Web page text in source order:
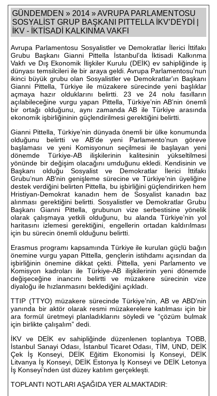
GÜNDEMDEN » 2014 » AVRUPA PARLAMENTOSU
SOSYALİST GRUP BAŞKANI PITTELLA İKV’DEYDİ |
İKV - İKTİSADİ KALKINMA VAKFI
Avrupa Parlamentosu Sosyalistler ve Demokratlar İlerici İttifakı
Grubu Başkanı Gianni Pittella İstanbul’da İktisadi Kalkınma
Vakfı ve Dış Ekonomik İlişkiler Kurulu (DEİK) ev sahipliğinde iş
dünyası temsilcileri ile bir araya geldi. Avrupa Parlamentosu'nun
ikinci büyük grubu olan Sosyalistler ve Demokratlar'ın Başkanı
Gianni Pittella, Türkiye ile müzakere sürecinde yeni başlıklar
açmaya hazır olduklarını belirtti. 23 ve 24 nolu fasılların
açılabileceğine vurgu yapan Pittella, Türkiye’nin AB’nin önemli
bir ortağı olduğunu, aynı zamanda AB ile Türkiye arasında
ekonomik işbirliğininin güçlendirilmesi gerektiğini belirtti.
Gianni Pittella, Türkiye’nin dünyada önemli bir ülke konumunda
olduğunu belirtti ve AB’de yeni Parlamento’nun göreve
başlaması ve yeni Komisyonun seçilmesi ile başlayan yeni
dönemde Türkiye-AB ilişkilerinin kalitesinin yükseltilmesi
yönünde bir değişim olacağını umduğunu ekledi. Kendisinin ve
Başkanı olduğu Sosyalist ve Demokratlar İlerici İttifakı
Grubu’nun AB’nin genişleme sürecine ve Türkiye’nin üyeliğine
destek verdiğini belirten Pittella, bu işbirliğini güçlendirirken hem
Hristiyan-Demokrat kanadın hem de Sosyalist kanadın baz
alınması gerektiğini belirtti. Sosyalistler ve Demokratlar Grubu
Başkanı Gianni Pittella, grubunun vize serbestisine yönelik
olarak çalışmaya yetkili olduğunu, bu alanda Türkiye’nin yol
haritasını izlemesi gerektiğini, engellerin ortadan kaldırılması
için bu sürecin önemli olduğunu belirtti.
Erasmus programı kapsamında Türkiye ile kurulan güçlü bağın
önemine vurgu yapan Pittella, gençlerin istihdamı açısından da
işbirliğinin önemine dikkat çekti. Pittella, yeni Parlamento ve
Komisyon kadroları ile Türkiye-AB ilişkilerinin yeni dönemde
değişeceğine inancını belirtti ve müzakere sürecinin vize
diyaloğu ile hızlanmasını beklediğini açıkladı.
TTIP (TTYO) müzakere sürecinde Türkiye’nin, AB ve ABD’nin
yanında bir aktör olarak resmi müzakerelere katılması için bir
ara formül üretmeyi planladıklarını söyledi ve “çözüm bulmak
için birlikte çalışalım” dedi.
İKV ve DEİK ev sahipliğinde düzenlenen toplantıya TOBB,
İstanbul Sanayi Odası, İstanbul Ticaret Odası, TİM, UND, DEİK
Çek İş Konseyi, DEİK Eğitim Ekonomisi İş Konseyi, DEİK
Litvanya İş Konseyi, DEİK Estonya İş Konseyi ve DEİK Letonya
İş Konseyi’nden üst düzey katılım gerçekleşti.
TOPLANTI NOTLARI AŞAĞIDA YER ALMAKTADIR: